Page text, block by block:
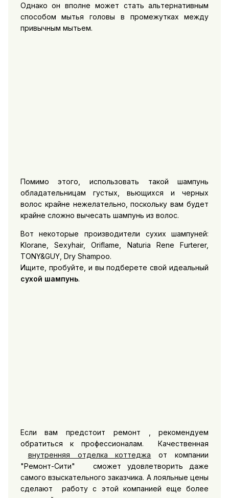
Однако он вполне может стать альтернативным
способом мытья головы в промежутках между
привычным мытьем.
Помимо этого, использовать такой шампунь
обладательницам густых, вьющихся и черных
волос крайне нежелательно, поскольку вам будет
крайне сложно вычесать шампунь из волос.
Вот некоторые производители сухих шампуней:
Klorane, Sexyhair, Oriflame, Naturia Rene Furterer,
TONY&GUY, Dry Shampoo.
Ищите, пробуйте, и вы подберете свой идеальный
сухой шампунь.
Если вам предстоит ремонт , рекомендуем
обратиться к профессионалам. Качественная
внутренняя отделка коттеджа от компании
"Ремонт-Сити" сможет удовлетворить даже
самого взыскательного заказчика. А лояльные цены
сделают работу с этой компанией еще более